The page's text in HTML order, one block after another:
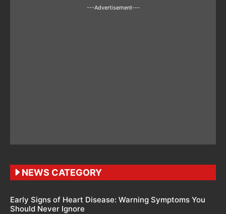
---Advertisement---
NEWS CATEGORY
Early Signs of Heart Disease: Warning Symptoms You
Should Never Ignore